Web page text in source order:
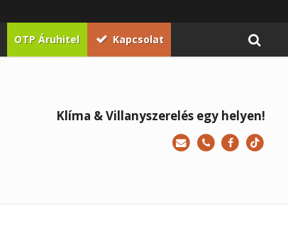
OTP Áruhitel Kapcsolat
Klíma & Villanyszerelés egy helyen!